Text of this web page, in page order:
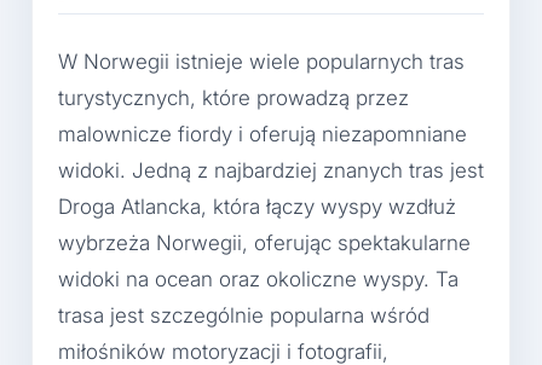
W Norwegii istnieje wiele popularnych tras
turystycznych, które prowadzą przez
malownicze fiordy i oferują niezapomniane
widoki. Jedną z najbardziej znanych tras jest
Droga Atlancka, która łączy wyspy wzdłuż
wybrzeża Norwegii, oferując spektakularne
widoki na ocean oraz okoliczne wyspy. Ta
trasa jest szczególnie popularna wśród
miłośników motoryzacji i fotografii,